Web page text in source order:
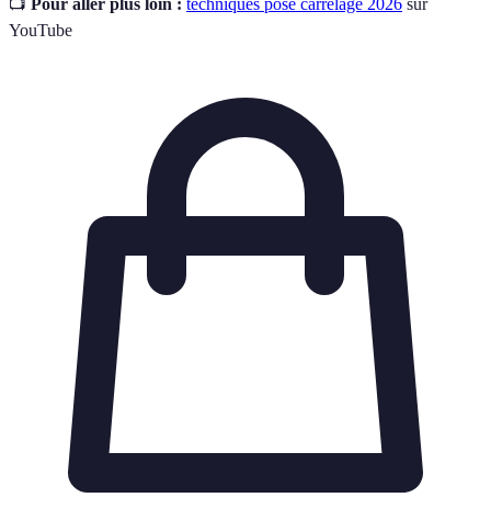
📺 Pour aller plus loin : techniques pose carrelage 2026 sur
YouTube